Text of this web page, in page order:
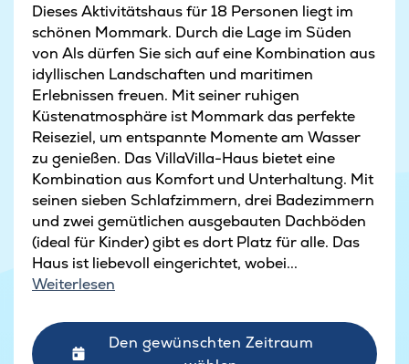
Dieses Aktivitätshaus für 18 Personen liegt im
schönen Mommark. Durch die Lage im Süden
von Als dürfen Sie sich auf eine Kombination aus
idyllischen Landschaften und maritimen
Erlebnissen freuen. Mit seiner ruhigen
Küstenatmosphäre ist Mommark das perfekte
Reiseziel, um entspannte Momente am Wasser
zu genießen. Das VillaVilla-Haus bietet eine
Kombination aus Komfort und Unterhaltung. Mit
seinen sieben Schlafzimmern, drei Badezimmern
und zwei gemütlichen ausgebauten Dachböden
(ideal für Kinder) gibt es dort Platz für alle. Das
Haus ist liebevoll eingerichtet, wobei...
Weiterlesen
Den gewünschten Zeitraum